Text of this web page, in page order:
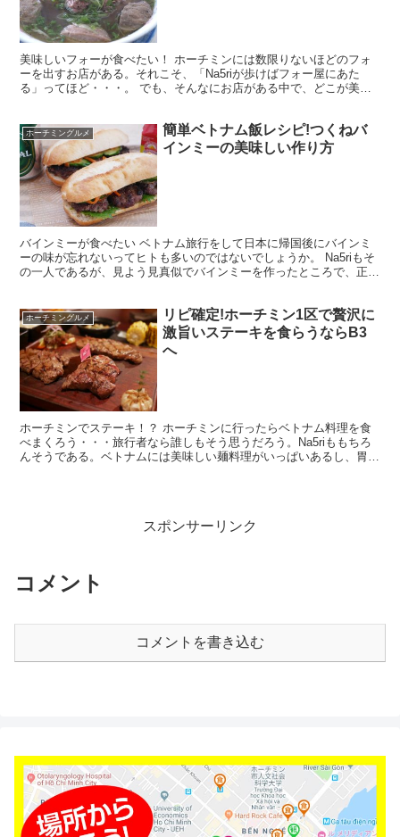
美味しいフォーが食べたい！ ホーチミンには数限りないほどのフォ
ーを出すお店がある。それこそ、「Na5riが歩けばフォー屋にあた
る」ってほど・・・。 でも、そんなにお店がある中で、どこが美味
ホーチミングルメ
簡単ベトナム飯レシピ!つくねバ
インミーの美味しい作り方
バインミーが食べたい ベトナム旅行をして日本に帰国後にバインミ
ーの味が忘れないってヒトも多いのではないでしょうか。 Na5riもそ
の一人であるが、見よう見真似でバインミーを作ったところで、正直
ホーチミングルメ
リピ確定!ホーチミン1区で贅沢に
激旨いステーキを食らうならB3
へ
ホーチミンでステーキ！？ ホーチミンに行ったらベトナム料理を食
べまくろう・・・旅行者なら誰しもそう思うだろう。Na5riももちろ
んそうである。ベトナムには美味しい麺料理がいっぱいあるし、胃袋
スポンサーリンク
コメント
コメントを書き込む